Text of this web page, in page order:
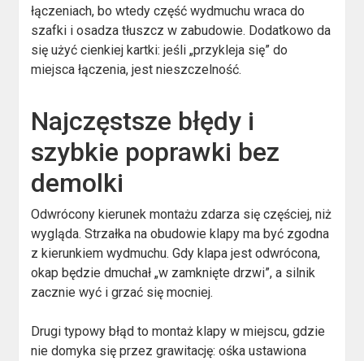
łączeniach, bo wtedy część wydmuchu wraca do
szafki i osadza tłuszcz w zabudowie. Dodatkowo da
się użyć cienkiej kartki: jeśli „przykleja się” do
miejsca łączenia, jest nieszczelność.
Najczęstsze błędy i
szybkie poprawki bez
demolki
Odwrócony kierunek montażu zdarza się częściej, niż
wygląda. Strzałka na obudowie klapy ma być zgodna
z kierunkiem wydmuchu. Gdy klapa jest odwrócona,
okap będzie dmuchał „w zamknięte drzwi”, a silnik
zacznie wyć i grzać się mocniej.
Drugi typowy błąd to montaż klapy w miejscu, gdzie
nie domyka się przez grawitację: ośka ustawiona